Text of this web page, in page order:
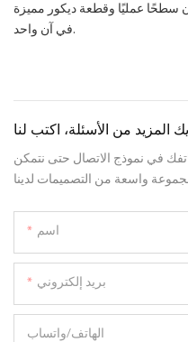
سطحًا عمليًا وقطعة ديكور مميزة
في آن واحد.
المزيد من الأسئلة، اكتب لنا
في نموذج الاتصال حتى نتمكن
اسم
بريد إلكتروني
الهاتف/واتساب